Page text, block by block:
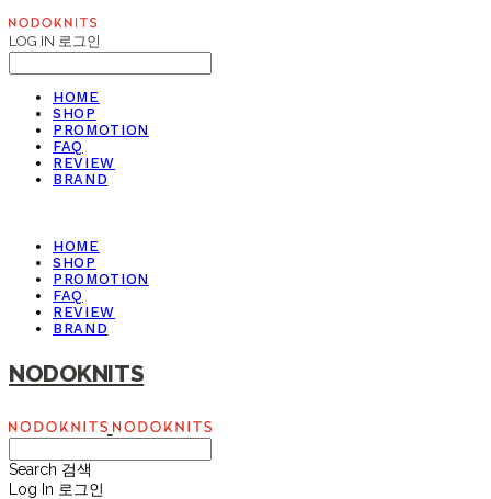
LOG IN 로그인
HOME
SHOP
PROMOTION
FAQ
REVIEW
BRAND
HOME
SHOP
PROMOTION
FAQ
REVIEW
BRAND
NODOKNITS
Search 검색
Log In 로그인